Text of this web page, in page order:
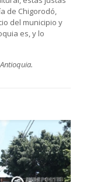
de Chigorodó,
del municipio y
es, y lo